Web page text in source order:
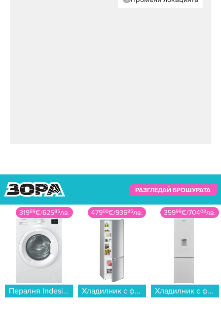
РАЗГЛЕДАЙ БРОШУРАТА
31999€/62585лв.
Пералня Indesit IM 864 MY TIME EE , 1400 об./мин., 8.00 kg, A , Бял...
47900€/93685лв.
Хладилник с фризер Liebherr CUele 281-26 , 265 l, E , SmartFrost , Инокс...
35999€/70408лв.
Хладилник с фризер Finlux FXCA 28901W NFE , 270 l, E , No Frost , Бял...